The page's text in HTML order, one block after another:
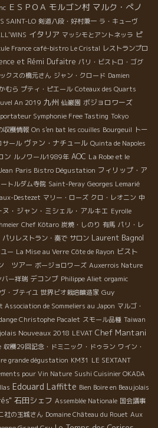
ＥＳＰＯＡ モルゴン村 マルク・ぺノ
SAINT-LO 剣道八段・好村兼一 ラ・キューヴ
イタリア マッシモとアントネッラ ピ
France café-bistro Le Cristal レストランプロ
et Rémi Dufaitre パリ・ビストロ・ゴグ
クスの橋元さん ジャン・クロード Damien
むら プティ・ピエール Coteaux des Quarts
An 2019 九州 仙巌園 ボジョロワーズ
Symphonie Free Tasting Tokyo
収穫情報 On s'en bat les couilles Bourgeuil トー
サール ヴァン・ナチュール Quinta de Napoles
ン ルノワール1989年 AOC La Robe et le
Paris Bistro Dégustation フィリップ・ア
トルダム寺院 Saint-Peray Georges Lemarié
Destezet マリー・ローズ クロ・レオニン 中
ヌ・ジャン・ミシェル・アルキエ Eyrolle
Chef Kôtaro 炭焼・しのり 有馬 パリ・レ
パリレストラン・奏で サロン Laurent Bagnol
ー La Mise au Verre Côte de Rayon ビスト
ツアー ボージョロワーズ Auxerrois Nature
バー祥瑞 デコンブ Philippe Aliet orgamic
・ブテイユ 世界ビオ栽培醸造家 Guy
Association de Sommeliers au Japon マルゴ・
Christophe Pacalet スモール品種 Taiwan
Nouveaux 2018 LEVAT Chef Mantani
収穫29回記念・ドミニック・ドゥラン ワイン・
grande dégustation KM31 LE SEXTANT
pour Vin Nature Sushi Cuisinier OKADA
Edouard Laffitte Bien Boire en Beaujolais
石田シェフ Assemblée Nationale 国会議事
社の玉城さん Domaine Château du Rouet Aux